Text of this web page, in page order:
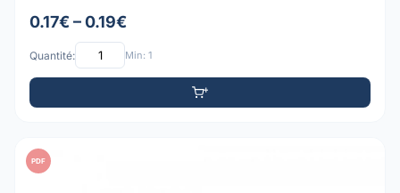
0.17€ – 0.19€
Quantité: Min: 1
PDF